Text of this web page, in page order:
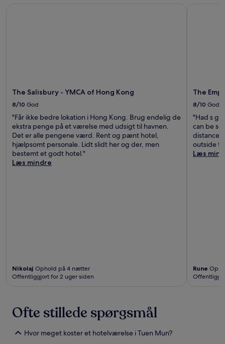
The Salisbury - YMCA of Hong Kong
8/10 God
"Får ikke bedre lokation i Hong Kong. Brug endelig de
ekstra penge på et værelse med udsigt til havnen.
Det er alle pengene værd. Rent og pænt hotel,
hjælpsomt personale. Lidt slidt her og der, men
bestemt et godt hotel."
Læs mindre
Nikolaj Ophold på 4 nætter
Offentliggjort for 2 uger siden
The
8/10 God
"Had s
can be
distance
outside
Læs
Rune
Ofte stillede spørgsmål
Hvor meget koster et hotelværelse i Tuen Mun?